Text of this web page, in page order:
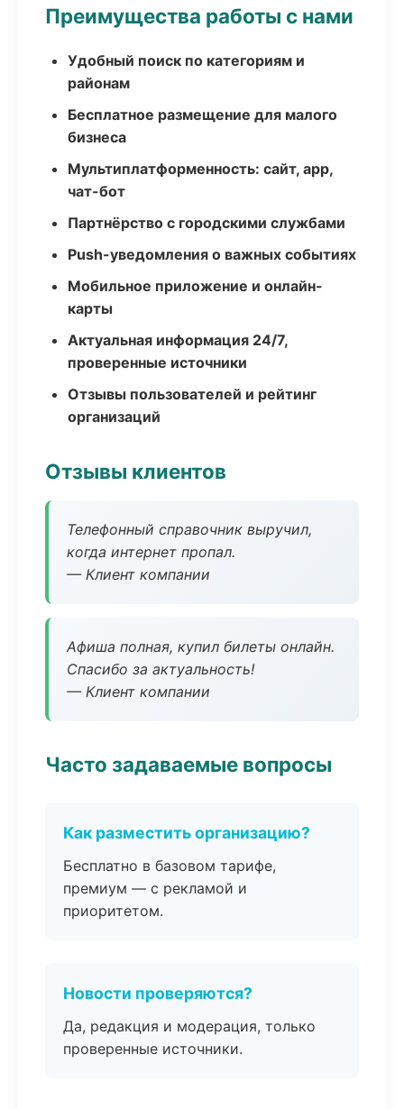
Преимущества работы с нами
Удобный поиск по категориям и
районам
Бесплатное размещение для малого
бизнеса
Мультиплатформенность: сайт, app,
чат-бот
Партнёрство с городскими службами
Push-уведомления о важных событиях
Мобильное приложение и онлайн-
карты
Актуальная информация 24/7,
проверенные источники
Отзывы пользователей и рейтинг
организаций
Отзывы клиентов
Телефонный справочник выручил,
когда интернет пропал.
— Клиент компании
Афиша полная, купил билеты онлайн.
Спасибо за актуальность!
— Клиент компании
Часто задаваемые вопросы
Как разместить организацию?
Бесплатно в базовом тарифе,
премиум — с рекламой и
приоритетом.
Новости проверяются?
Да, редакция и модерация, только
проверенные источники.